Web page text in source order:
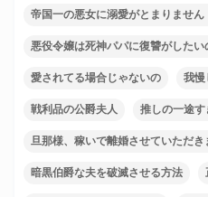
帝国一の悪女に溺愛がとまりません
悪役令嬢は死神パパに復讐がしたい
愛されてる場合じゃないの 我慢
戦利品の公爵夫人 推しの一途
旦那様、稼いで離婚させていただき
暗黒伯爵な夫を破滅させる方法